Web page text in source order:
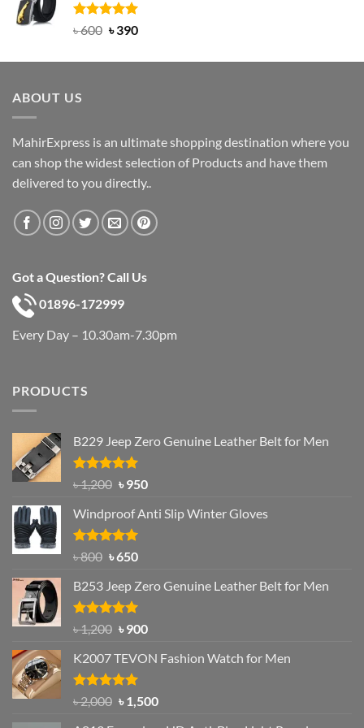
৳ 750.৳ 450.
Rated5.00
৳600 Original
was:
৳390Current
is:
ABOUT US
MahirExpress is an ultimate shopping destination where you
can shop the widest selection of Products and have them
delivered to you directly..
Got a Question? Call Us
01896-172999
Every Day – 10.30am-7.30pm
PRODUCTS
B229 Jeep Zero Genuine Leather Belt for Men
Rated4.92
out of 5
৳1,200 Original
was:
৳ 1,200.
৳950Current
is:
Windproof Anti Slip Winter Gloves
Rated4.97
৳800 Original
was:
৳ 800.
৳650Current
is:
৳ 650.
B253 Jeep Zero Genuine Leather Belt for Men
Rated5.00
out of 5
৳1,200 Original
was:
৳ 1,200.
৳900Current
is:
K2007 TEVON Fashion Watch for Men
Rated4.93
out of 5
৳2,000 Original
৳1,500Current